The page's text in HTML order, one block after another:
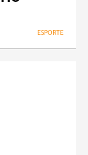
ESPORTE